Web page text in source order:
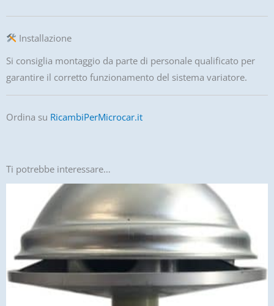
Installazione
Si consiglia montaggio da parte di personale qualificato per
garantire il corretto funzionamento del sistema variatore.
Ordina su RicambiPerMicrocar.it
Ti potrebbe interessare…